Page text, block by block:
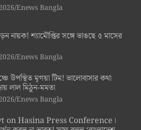
Enews Bangla
নায়ক! শ্যামৌপ্তির সঙ্গে ভাঙছে ৫ মাসের
Enews Bangla
উপস্থিত মৃগয়া টিম! ভালোবাসার কথা
লাল মিঠুন-মমতা
Enews Bangla
on Hasina Press Conference।